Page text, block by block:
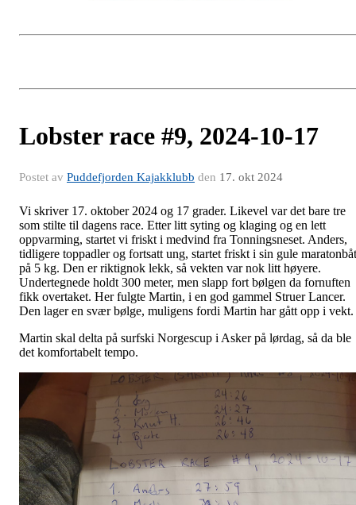
Lobster race #9, 2024-10-17
Postet av Puddefjorden Kajakklubb den 17. okt 2024
Vi skriver 17. oktober 2024 og 17 grader. Likevel var det bare tre
som stilte til dagens race. Etter litt syting og klaging og en lett
oppvarming, startet vi friskt i medvind fra Tonningsneset. Anders,
tidligere toppadler og fortsatt ung, startet friskt i sin gule maratonbåt
på 5 kg. Den er riktignok lekk, så vekten var nok litt høyere.
Undertegnede holdt 300 meter, men slapp fort bølgen da fornuften
fikk overtaket. Her fulgte Martin, i en god gammel Struer Lancer.
Den lager en svær bølge, muligens fordi Martin har gått opp i vekt.
Martin skal delta på surfski Norgescup i Asker på lørdag, så da ble
det komfortabelt tempo.